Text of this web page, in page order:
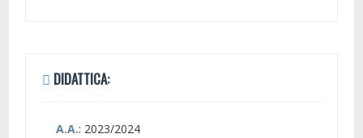
DIDATTICA:
A.A.: 2023/2024